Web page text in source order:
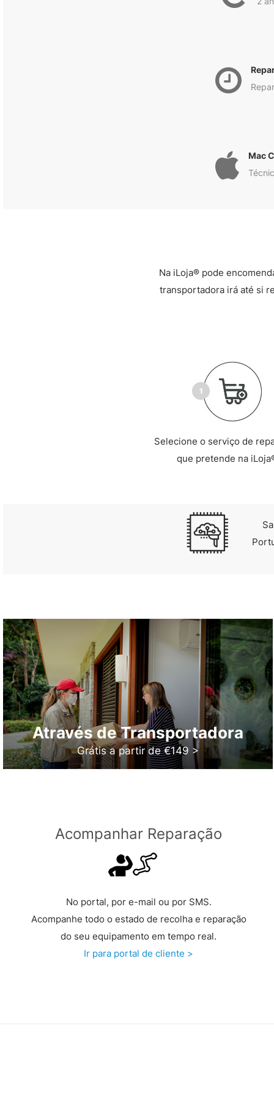
Mac
Na iLoja® pode
transportadora irá até si
Selecione o serviço de
que pretende na
Através de Transportadora
Grátis a partir de €149 >
Acompanhar Reparação
No portal, por e-mail ou por SMS.
Acompanhe todo o estado de recolha e reparação
do seu equipamento em tempo real.
Ir para portal de cliente >